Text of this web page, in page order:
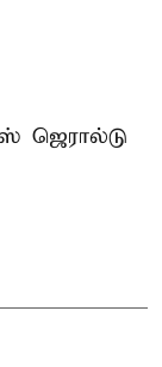
ஜெரால்டு